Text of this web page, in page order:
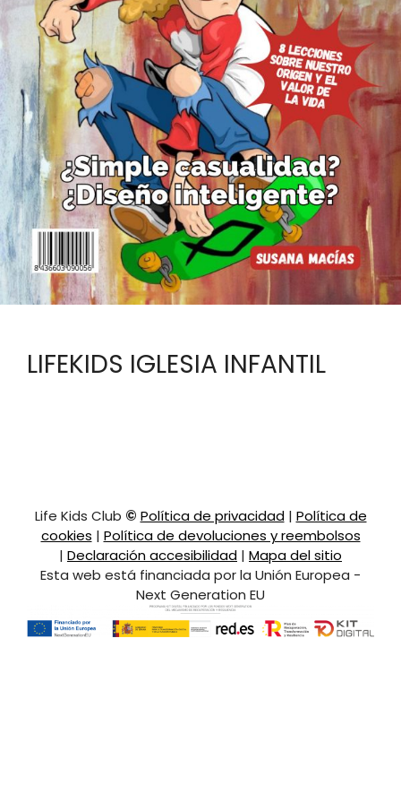
LIFEKIDS IGLESIA INFANTIL
Life Kids Club © Política de privacidad| Política de
cookies | Política de devoluciones y reembolsos
| Declaración accesibilidad | Mapa del sitio
Esta web está financiada por la Unión Europea -
Next Generation EU